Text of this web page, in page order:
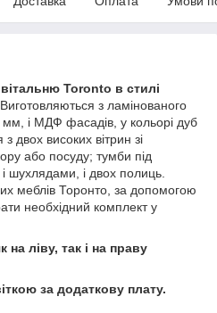
Toronto в стилі
Виготовляються з ламінованого
і МДФ фасадів, у кольорі дуб
двох високих вітрин зі
або посуду; тумби під
шухлядами, і двох полиць.
меблів Торонто, за допомогою
необхідний комплект у
ліву, так і на праву
за додаткову плату.